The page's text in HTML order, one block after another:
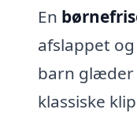
En
afslappet
barn glæder
klassiske